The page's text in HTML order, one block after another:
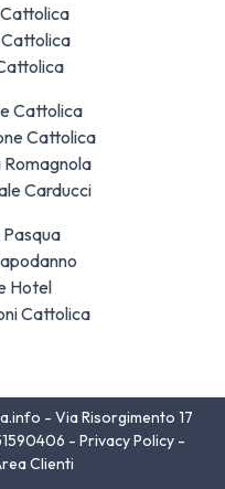
Cattolica
Cattolica
Romagnola
Carducci
Hotel
Cattolica
- Via Risorgimento 17
- Privacy Policy -
Clienti